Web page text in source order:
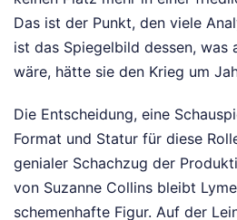
Das ist der Punkt, den viele
ist das Spiegelbild dessen, was
wäre, hätte sie den Krieg um
Die Entscheidung, eine
Format und Statur für diese
genialer Schachzug der
von Suzanne Collins bleibt
schemenhafte Figur. Auf der